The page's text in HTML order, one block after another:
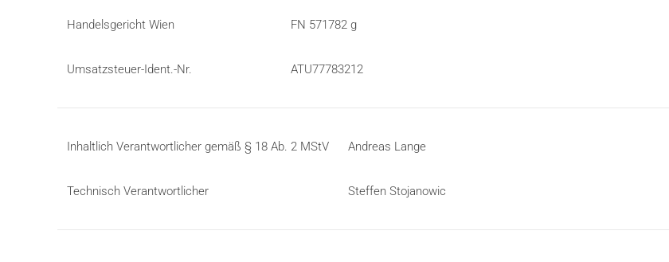
Handelsgericht Wien FN 571782 g
Umsatzsteuer-Ident.-Nr. ATU77783212
Inhaltlich Verantwortlicher gemäß § 18 Ab. 2 MStV Andreas Lange
Technisch Verantwortlicher Steffen Stojanowic